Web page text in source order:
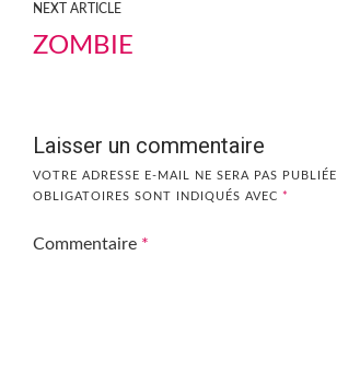
NEXT ARTICLE
ZOMBIE
Laisser un commentaire
VOTRE ADRESSE E-MAIL NE SERA PAS PUBLIÉE.
OBLIGATOIRES SONT INDIQUÉS AVEC *
Commentaire *